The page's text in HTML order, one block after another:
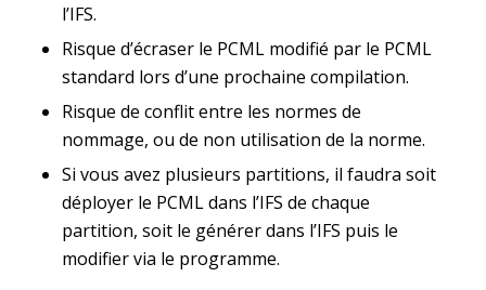
l’IFS.
Risque d’écraser le PCML modifié par le PCML
standard lors d’une prochaine compilation.
Risque de conflit entre les normes de
nommage, ou de non utilisation de la norme.
Si vous avez plusieurs partitions, il faudra soit
déployer le PCML dans l’IFS de chaque
partition, soit le générer dans l’IFS puis le
modifier via le programme.